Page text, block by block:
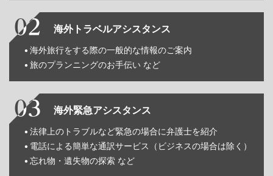
海外トラベルアシスタンス
海外旅行をする際の一般的な情報のご案内
旅のプランニングのお手伝い など
海外緊急アシスタンス
法律上のトラブルなど緊急の場合に弁護士を紹介
電話による簡単な通訳サービス（ビジネスの場合は除く）
忘れ物・遺失物の探索 など